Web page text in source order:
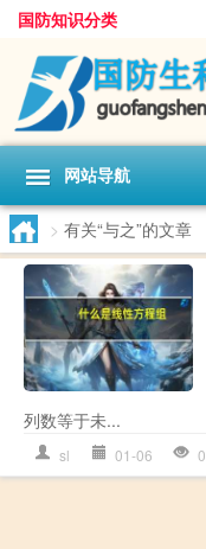
国防知识分类
网站导航
> 有关“与之”的文章
列数等于未...
sl 01-06 0